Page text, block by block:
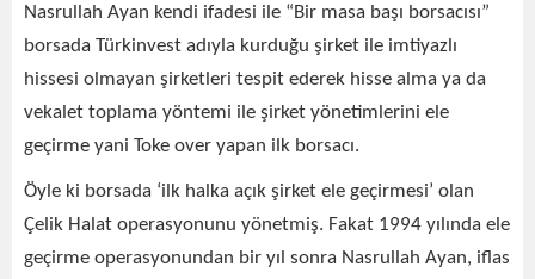
Nasrullah Ayan kendi ifadesi ile “Bir masa başı borsacısı”
borsada Türkinvest adıyla kurduğu şirket ile imtiyazlı
hissesi olmayan şirketleri tespit ederek hisse alma ya da
vekalet toplama yöntemi ile şirket yönetimlerini ele
geçirme yani Toke over yapan ilk borsacı.
Öyle ki borsada ‘ilk halka açık şirket ele geçirmesi’ olan
Çelik Halat operasyonunu yönetmiş. Fakat 1994 yılında ele
geçirme operasyonundan bir yıl sonra Nasrullah Ayan, iflas